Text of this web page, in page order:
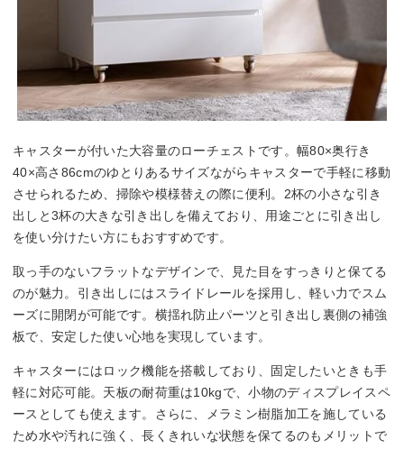
キャスターが付いた大容量のローチェストです。幅80×奥行き
40×高さ86cmのゆとりあるサイズながらキャスターで手軽に移動
させられるため、掃除や模様替えの際に便利。2杯の小さな引き
出しと3杯の大きな引き出しを備えており、用途ごとに引き出し
を使い分けたい方にもおすすめです。
取っ手のないフラットなデザインで、見た目をすっきりと保てる
のが魅力。引き出しにはスライドレールを採用し、軽い力でスム
ーズに開閉が可能です。横揺れ防止パーツと引き出し裏側の補強
板で、安定した使い心地を実現しています。
キャスターにはロック機能を搭載しており、固定したいときも手
軽に対応可能。天板の耐荷重は10kgで、小物のディスプレイスペ
ースとしても使えます。さらに、メラミン樹脂加工を施している
ため水や汚れに強く、長くきれいな状態を保てるのもメリットで